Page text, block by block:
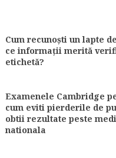
Cum recunoști un lapte
ce informații merită
etichetă?
Examenele Cambridge
cum eviti pierderile de
obtii rezultate peste
nationala